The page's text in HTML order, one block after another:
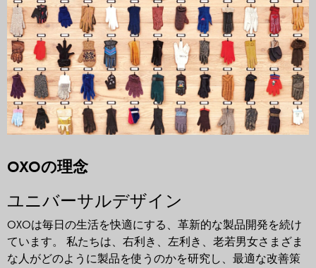
OXOの理念
ユニバーサルデザイン
OXOは毎日の生活を快適にする、革新的な製品開発を続け
ています。 私たちは、右利き、左利き、老若男女さまざま
な人がどのように製品を使うのかを研究し、最適な改善策